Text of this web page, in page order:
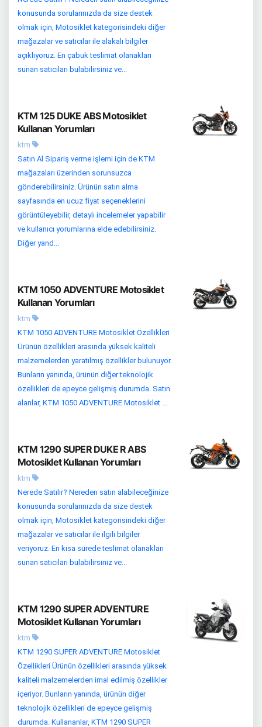
konusunda sorularınızda da size destek
olmak için, Motosiklet kategorisindeki diğer
mağazalar ve satıcılar ile alakalı bilgiler
açıklıyoruz. En çabuk teslimat olanakları
sunan satıcıları bulabilirsiniz ve...
KTM 125 DUKE ABS Motosiklet
Kullanan Yorumları
ktm
Satın Al Sipariş verme işlemi için de KTM
mağazaları üzerinden sorunsuzca
gönderebilirsiniz. Ürünün satın alma
sayfasında en ucuz fiyat seçeneklerini
görüntüleyebilir, detaylı incelemeler yapabilir
ve kullanıcı yorumlarına elde edebilirsiniz.
Diğer yand...
KTM 1050 ADVENTURE Motosiklet
Kullanan Yorumları
ktm
KTM 1050 ADVENTURE Motosiklet Özellikleri
Ürünün özellikleri arasında yüksek kaliteli
malzemelerden yaratılmış özellikler bulunuyor.
Bunların yanında, ürünün diğer teknolojik
özellikleri de epeyce gelişmiş durumda. Satın
alanlar, KTM 1050 ADVENTURE Motosiklet ...
KTM 1290 SUPER DUKE R ABS
Motosiklet Kullanan Yorumları
ktm
Nerede Satılır? Nereden satın alabileceğinize
konusunda sorularınızda da size destek
olmak için, Motosiklet kategorisindeki diğer
mağazalar ve satıcılar ile ilgili bilgiler
veriyoruz. En kısa sürede teslimat olanakları
sunan satıcıları bulabilirsiniz ve...
KTM 1290 SUPER ADVENTURE
Motosiklet Kullanan Yorumları
ktm
KTM 1290 SUPER ADVENTURE Motosiklet
Özellikleri Ürünün özellikleri arasında yüksek
kaliteli malzemelerden imal edilmiş özellikler
içeriyor. Bunların yanında, ürünün diğer
teknolojik özellikleri de epeyce gelişmiş
durumda. Kullananlar, KTM 1290 SUPER